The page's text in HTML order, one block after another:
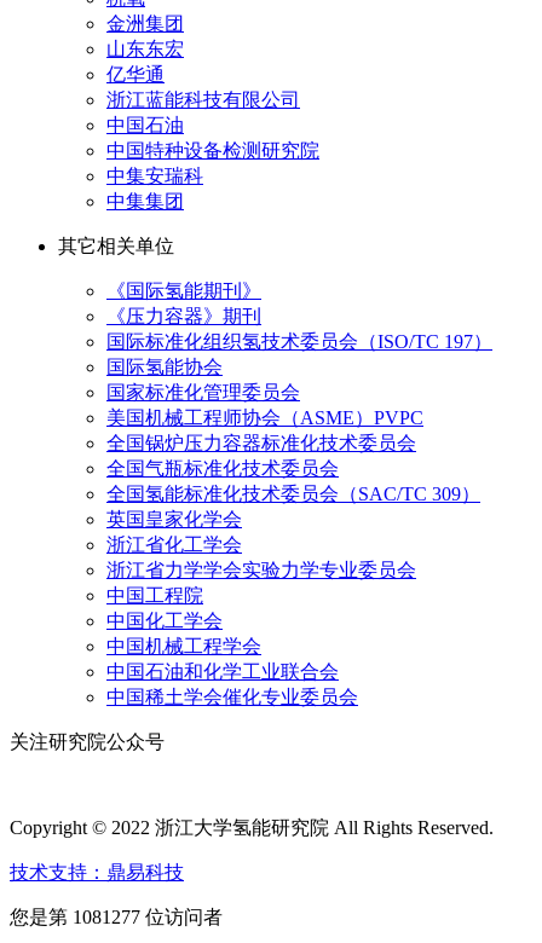
金洲集团
山东东宏
亿华通
浙江蓝能科技有限公司
中国石油
中国特种设备检测研究院
中集安瑞科
中集集团
其它相关单位
《国际氢能期刊》
《压力容器》期刊
国际标准化组织氢技术委员会（ISO/TC 197）
国际氢能协会
国家标准化管理委员会
美国机械工程师协会（ASME）PVPC
全国锅炉压力容器标准化技术委员会
全国气瓶标准化技术委员会
全国氢能标准化技术委员会（SAC/TC 309）
英国皇家化学会
浙江省化工学会
浙江省力学学会实验力学专业委员会
中国工程院
中国化工学会
中国机械工程学会
中国石油和化学工业联合会
中国稀土学会催化专业委员会
关注研究院公众号
Copyright © 2022 浙江大学氢能研究院 All Rights Reserved.
技术支持：鼎易科技
您是第 1081277 位访问者